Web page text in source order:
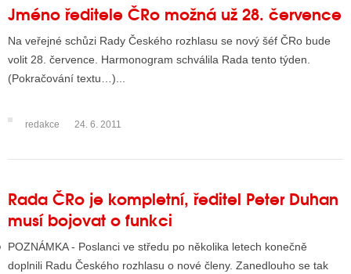
STÁT BLOGEREM
DISKUTÉRA NA RADIOTV
STARŠÍCH DISKUZÍ
Jméno ředitele ČRo možná už 28. července
Na veřejné schůzi Rady Českého rozhlasu se nový šéf ČRo bude
volit 28. července. Harmonogram schválila Rada tento týden.
(Pokračování textu…)...
redakce 24. 6. 2011
Rada ČRo je kompletní, ředitel Peter Duhan
musí bojovat o funkci
POZNÁMKA - Poslanci ve středu po několika letech konečně
doplnili Radu Českého rozhlasu o nové členy. Zanedlouho se tak